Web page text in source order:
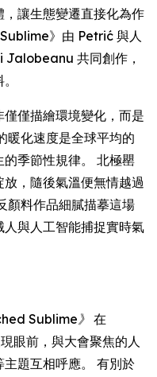
讓生態變遷直接化為作
》由 Petrić 與人
Jalobeanu 共同創作，
僅描繪環境變化，而是
暖化速度是全球平均的
季節性規律。 北極罌
，隨後氣溫便無情越過
顏料作品細膩描摹這場
與人工智能捕捉實時氣
Sublime》 在
眼前，與大會聚焦的人
題互相呼應。 有別於